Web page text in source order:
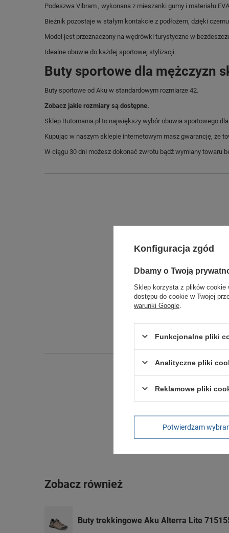
Podeszwa Vibram , wykonana z mieszanki gumy i materiału
Bieżnik pozostaje w stałym kontakcie z podłożem, dzięki
Model jest przeznaczony na wędrówki turystyczne w
Idealne obuwie do każdej sportowej stylizacji.
Buty sportowe dla mężczyzn
Buty sportowe od Aku w standardowym rozmiarze 42.
Zobacz jakie rozmiary są dostępne.
Sklep Butomania.pl to największy wybór obuwia sportowego
Kupując w naszym sklepie internetowym masz gwarancję, że
W ciągu 30 dni możesz dokonać zwrotu bądź wymiany towaru
Zobacz również
Buty trekkingowe Aku Alterra Lite
Konfiguracja zgód
Dbamy o Twoją
Sklep korzysta z plików cookie
dostępu do cookie w Twojej
warunki Google
Funkcjonalne pliki
Analityczne pliki
Reklamowe pliki
Potwierdzam